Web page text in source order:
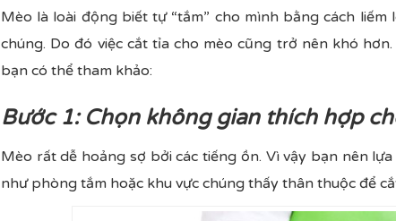
Mèo là loài động biết tự “tắm” cho mình bằng cách
chúng. Do đó việc cắt tỉa cho mèo cũng trở nên khó
bạn có thể tham khảo:
Bước 1: Chọn không gian thích hợp
Mèo rất dễ hoảng sợ bởi các tiếng ồn. Vì vậy bạn nên
như phòng tắm hoặc khu vực chúng thấy thân thuộc để